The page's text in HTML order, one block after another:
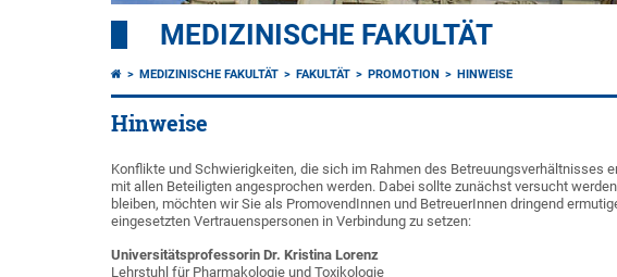
MEDIZINISCHE FAKULTÄT
MEDIZINISCHE FAKULTÄT FAKULTÄT PROMOTION HINWEISE
Hinweise
Konflikte und Schwierigkeiten, die sich im Rahmen des Betreuungsverhältnisses
mit allen Beteiligten angesprochen werden. Dabei sollte zunächst versucht
bleiben, möchten wir Sie als PromovendInnen und BetreuerInnen dringend
eingesetzten Vertrauenspersonen in Verbindung zu setzen:
Universitätsprofessorin Dr. Kristina Lorenz
Lehrstuhl für Pharmakologie und Toxikologie